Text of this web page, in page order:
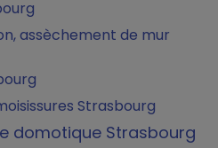
assèchement de mur
Strasbourg
domotique Strasbourg